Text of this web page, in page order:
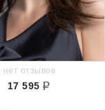
нет отзывов
17 595